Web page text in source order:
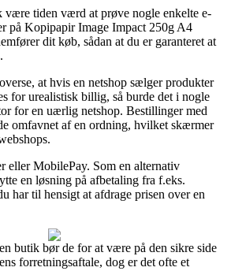
tiden værd at prøve nogle enkelte e-
på Kopipapir Image Impact 250g A4
dit køb, sådan at du er garanteret at
at hvis en netshop sælger produkter
for urealistisk billig, så burde det i nogle
for en uærlig netshop. Bestillinger med
omfavnet af en ordning, hvilket skærmer
eller MobilePay. Som en alternativ
en løsning på afbetaling fra f.eks.
har til hensigt at afdrage prisen over en
butik bør de for at være på den sikre side
forretningsaftale, dog er det ofte et